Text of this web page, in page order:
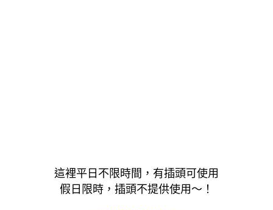
這裡平日不限時間，有插頭可使用
假日限時，插頭不提供使用～！